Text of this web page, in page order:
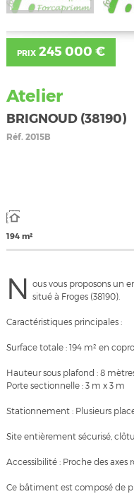
PRIX245 000 €
Atelier
BRIGNOUD (38190)
Réf.2015B
194 m²
N ous vous proposons un
situé à Froges (38190).
Caractéristiques principales :
Surface totale : 194 m² en
Hauteur sous plafond : 8
Porte sectionnelle : 3 m x 3 m
Stationnement : Plusieurs
Site entièrement sécurisé,
Accessibilité : Proche des axes
Ce bâtiment est composé de